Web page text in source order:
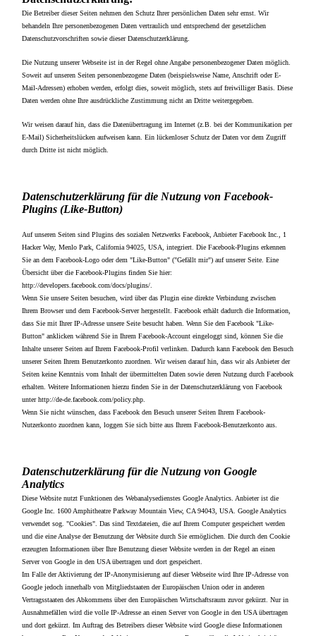
Die Betreiber dieser Seiten nehmen den Schutz Ihrer persönlichen Daten sehr ernst. Wir
behandeln Ihre personenbezogenen Daten vertraulich und entsprechend der gesetzlichen
Datenschutzvorschriften sowie dieser Datenschutzerklärung.
Die Nutzung unserer Webseite ist in der Regel ohne Angabe personenbezogener Daten möglich.
Soweit auf unseren Seiten personenbezogene Daten (beispielsweise Name, Anschrift oder E-
Mail-Adressen) erhoben werden, erfolgt dies, soweit möglich, stets auf freiwilliger Basis. Diese
Daten werden ohne Ihre ausdrückliche Zustimmung nicht an Dritte weitergegeben.
Wir weisen darauf hin, dass die Datenübertragung im Internet (z.B. bei der Kommunikation per
E-Mail) Sicherheitslücken aufweisen kann. Ein lückenloser Schutz der Daten vor dem Zugriff
durch Dritte ist nicht möglich.
Datenschutzerklärung für die Nutzung von Facebook-
Plugins (Like-Button)
Auf unseren Seiten sind Plugins des sozialen Netzwerks Facebook, Anbieter Facebook Inc., 1
Hacker Way, Menlo Park, California 94025, USA, integriert. Die Facebook-Plugins erkennen
Sie an dem Facebook-Logo oder dem "Like-Button" ("Gefällt mir") auf unserer Seite. Eine
Übersicht über die Facebook-Plugins finden Sie hier:
http://developers.facebook.com/docs/plugins/.
Wenn Sie unsere Seiten besuchen, wird über das Plugin eine direkte Verbindung zwischen
Ihrem Browser und dem Facebook-Server hergestellt. Facebook erhält dadurch die Information,
dass Sie mit Ihrer IP-Adresse unsere Seite besucht haben. Wenn Sie den Facebook "Like-
Button" anklicken während Sie in Ihrem Facebook-Account eingeloggt sind, können Sie die
Inhalte unserer Seiten auf Ihrem Facebook-Profil verlinken. Dadurch kann Facebook den Besuch
unserer Seiten Ihrem Benutzerkonto zuordnen. Wir weisen darauf hin, dass wir als Anbieter der
Seiten keine Kenntnis vom Inhalt der übermittelten Daten sowie deren Nutzung durch Facebook
erhalten. Weitere Informationen hierzu finden Sie in der Datenschutzerklärung von Facebook
unter http://de-de.facebook.com/policy.php.
Wenn Sie nicht wünschen, dass Facebook den Besuch unserer Seiten Ihrem Facebook-
Nutzerkonto zuordnen kann, loggen Sie sich bitte aus Ihrem Facebook-Benutzerkonto aus.
Datenschutzerklärung für die Nutzung von Google
Analytics
Diese Website nutzt Funktionen des Webanalysedienstes Google Analytics. Anbieter ist die
Google Inc. 1600 Amphitheatre Parkway Mountain View, CA 94043, USA. Google Analytics
verwendet sog. "Cookies". Das sind Textdateien, die auf Ihrem Computer gespeichert werden
und die eine Analyse der Benutzung der Website durch Sie ermöglichen. Die durch den Cookie
erzeugten Informationen über Ihre Benutzung dieser Website werden in der Regel an einen
Server von Google in den USA übertragen und dort gespeichert.
Im Falle der Aktivierung der IP-Anonymisierung auf dieser Webseite wird Ihre IP-Adresse von
Google jedoch innerhalb von Mitgliedstaaten der Europäischen Union oder in anderen
Vertragsstaaten des Abkommens über den Europäischen Wirtschaftsraum zuvor gekürzt. Nur in
Ausnahmefällen wird die volle IP-Adresse an einen Server von Google in den USA übertragen
und dort gekürzt. Im Auftrag des Betreibers dieser Website wird Google diese Informationen